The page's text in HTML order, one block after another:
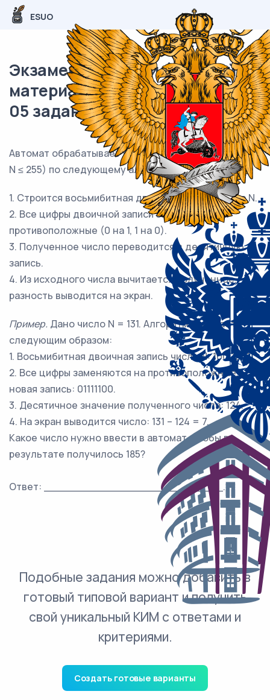
ESUO
Экзаменационный (типовой)
материал ЕГЭ / Информатика /
05 задание / 36
Автомат обрабатывает натуральное число N (128 ≤
N ≤ 255) по следующему алгоритму:
1. Строится восьмибитная двоичная запись числа N.
2. Все цифры двоичной записи заменяются на
противоположные (0 на 1, 1 на 0).
3. Полученное число переводится в десятичную
запись.
4. Из исходного числа вычитается полученное,
разность выводится на экран.
Пример. Дано число N = 131. Алгоритм работает
следующим образом:
1. Восьмибитная двоичная запись числа N: 10000011.
2. Все цифры заменяются на противоположные,
новая запись: 01111100.
3. Десятичное значение полученного числа: 124.
4. На экран выводится число: 131 – 124 = 7.
Какое число нужно ввести в автомат, чтобы в
результате получилось 185?
Ответ: ___________________________.
Подобные задания можно добавить в
готовый типовой вариант и получить
свой уникальный КИМ с ответами и
критериями.
Создать готовые варианты